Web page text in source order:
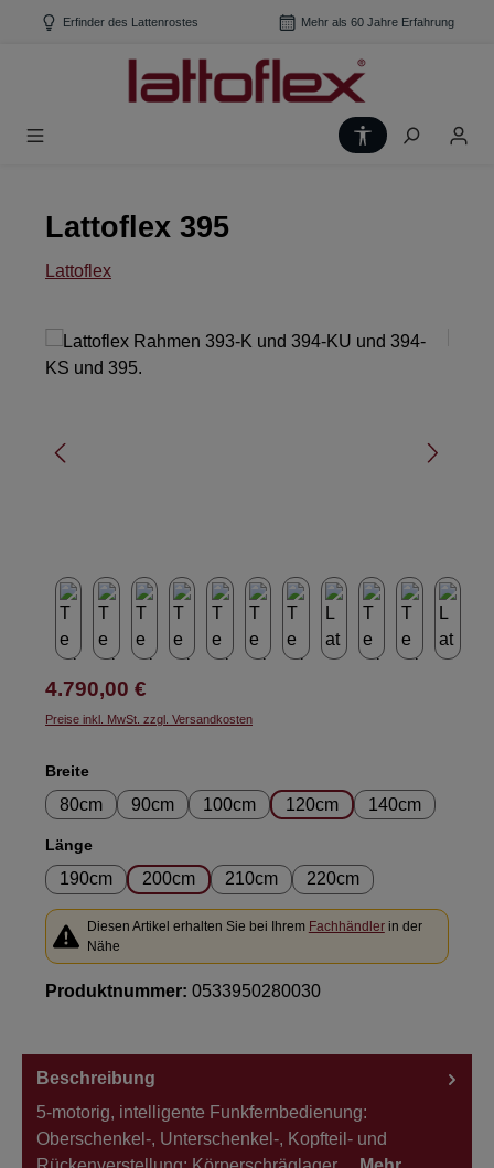
Zum Hauptinhalt springen
Erfinder des Lattenrostes Mehr als 60 Jahre Erfahrung
Lattoflex 395
Lattoflex
Bildergalerie überspringen
Regulärer Preis:
4.790,00 €
Preise inkl. MwSt. zzgl. Versandkosten
Breiteauswählen
80cm 90cm 100cm 120cm 140cm
Längeauswählen
190cm 200cm 210cm 220cm
Diesen Artikel erhalten Sie bei Ihrem Fachhändlerin der
Nähe
Produktnummer: 0533950280030
Beschreibung
5-motorig, intelligente Funkfernbedienung:
Oberschenkel-, Unterschenkel-, Kopfteil- und